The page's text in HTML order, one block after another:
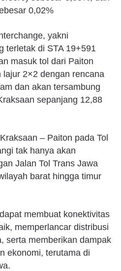
0,02%
yakni
terletak di STA 19+591
masuk tol dari Paiton
2×2 dengan rencana
dan akan tersambung
sepanjang 12,88
– Paiton pada Tol
tak hanya akan
Jalan Tol Trans Jawa
barat hingga timur
membuat konektivitas
memperlancar distribusi
serta memberikan dampak
ekonomi, terutama di